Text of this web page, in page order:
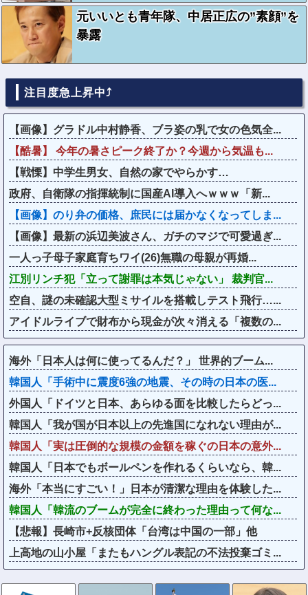
元いいとも青年隊、中居正広の”素顔”を
暴露
注目度急上昇中⤴
【画像】グラドル中村静香、ブラ姿の乳で女の色気全...
【酷暑】 今年の暑さピーク終了か？今週から気温も...
【戦慄】中学生男女、自然の家でやらかす…
政府、自衛隊の指揮統制に国産AI導入へｗｗｗ「新...
【画像】のり弁の価格、庶民には届かなくなってしま...
【画像】最新の浜辺美波さん、ガチのマジで可愛過ぎ...
一人っ子母子家庭育ちワイ(26)無職の母親が再婚...
江別リンチ犯「立って謝罪は本気じゃない」 裁判官...
空自、謎の未確認大型ミサイルを搭載しテスト飛行…...
アイドルライブで財布から現金が次々消える「複数の...
海外「日本人は何に使ってるんだ？」 世界的ブーム...
韓国人「手術中に震度6強の地震、その時の日本の医...
外国人「ドイツと日本、あらゆる面を比較したらどっ...
韓国人「我が国が日本以上の先進国になれない理由が...
韓国人「実は圧倒的な規模の金額を稼ぐの日本の意外...
韓国人「日本でもボールペンを作れるくらいなら、韓...
海外「本当にすごい！」日本が清潔な理由を体験した...
韓国人「韓流のブームが完全に終わった理由って何な...
【悲報】長崎市+反核団体「台湾は中国の一部」他
上高地の山小屋「またもハングル表記の不法投棄ゴミ...